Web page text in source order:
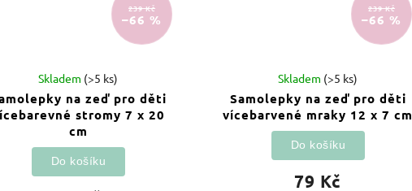
239 Kč
–66 %
na zeď pro děti
stromy 7 x 20
cm
Skladem (>5 ks)
Do košíku
239 Kč
–66 %
Samolepky na zeď pro děti
vícebarvené mraky 12 x 7 cm
Skladem (>5 ks)
79 Kč
Do košíku